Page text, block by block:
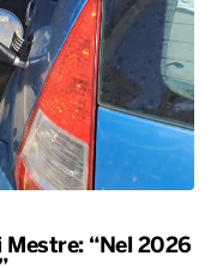
“Nel 2026